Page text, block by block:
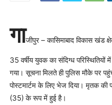
गाजीपुर – कासिमाबाद विकास खंड
35 वर्षीय युवक का संदिग्ध
गया। सूचना मिलते ही पुलिस मौके पर
पोस्टमार्टम के लिए भेज दिया। मृतक की
(35) के रूप में हुई है।